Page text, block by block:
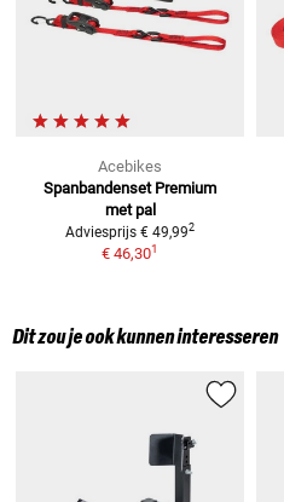
Acebikes
Spanbandenset Premium
met pal
Adviesprijs € 49,992
€ 46,301
Dit zou je ook kunnen interesseren